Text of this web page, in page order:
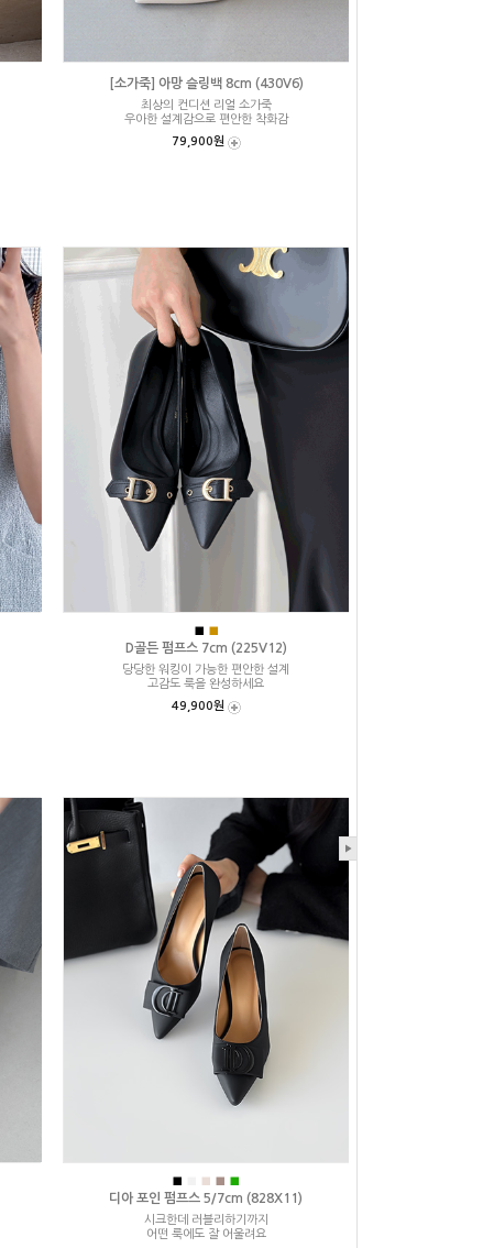
[소가죽] 아망 슬링백 8cm (430V6)
최상의 컨디션 리얼 소가죽
우아한 설계감으로 편안한 착화감
79,900원
■ ■
D골든 펌프스 7cm (225V12)
당당한 워킹이 가능한 편안한 설계
고감도 룩을 완성하세요
49,900원
■ ■ ■
디아 포인 펌프스 5/7cm (828X11)
시크한데 러블리하기까지
어떤 룩에도 잘 어울려요